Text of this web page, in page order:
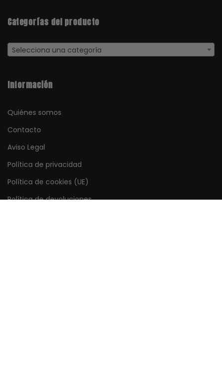
Categorías del producto
Selecciona una categoría
Información
Quiénes somos
Contacto
Aviso Legal
Política de privacidad
Política de cookies (UE)
Política de devoluciones